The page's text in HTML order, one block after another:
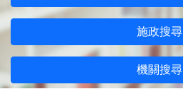
施政搜尋
機關搜尋